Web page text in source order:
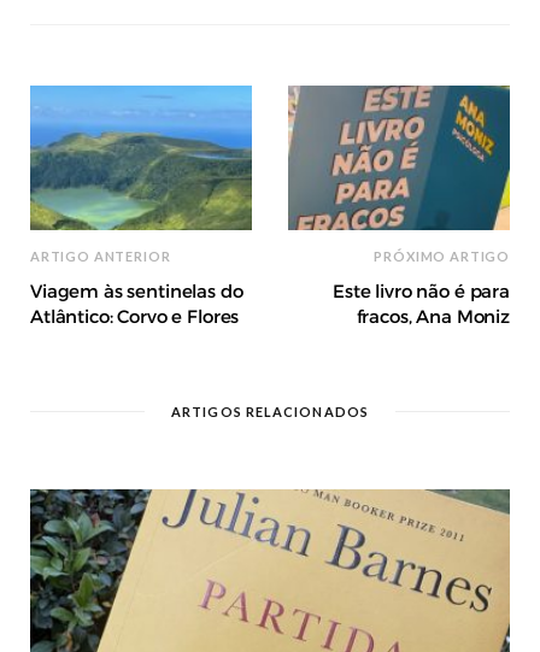
ARTIGO ANTERIOR
Viagem às sentinelas do
Atlântico: Corvo e Flores
PRÓXIMO ARTIGO
Este livro não é para
fracos, Ana Moniz
ARTIGOS RELACIONADOS